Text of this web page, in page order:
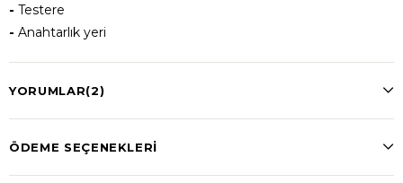
- Testere
- Anahtarlık yeri
YORUMLAR(2)
ÖDEME SEÇENEKLERI